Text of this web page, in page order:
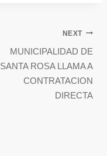
NEXT
MUNICIPALIDAD DE
SANTA ROSA LLAMA A
CONTRATACION
DIRECTA